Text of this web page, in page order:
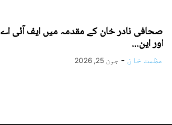
صحافی نادر خان کے مقدمہ میں ایف آئی اے
اور این...
عظمت خان - جون 25, 2026